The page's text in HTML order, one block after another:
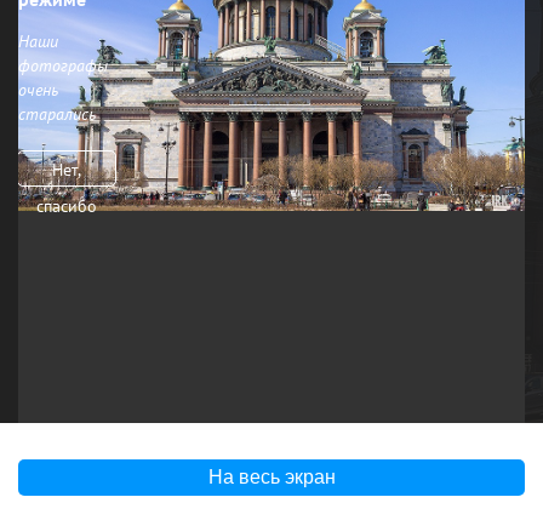
Наши
фотографы
очень
старались
Нет,
спасибо
На весь экран